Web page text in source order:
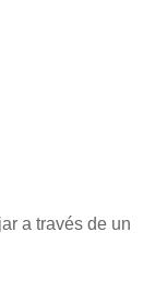
a través de un